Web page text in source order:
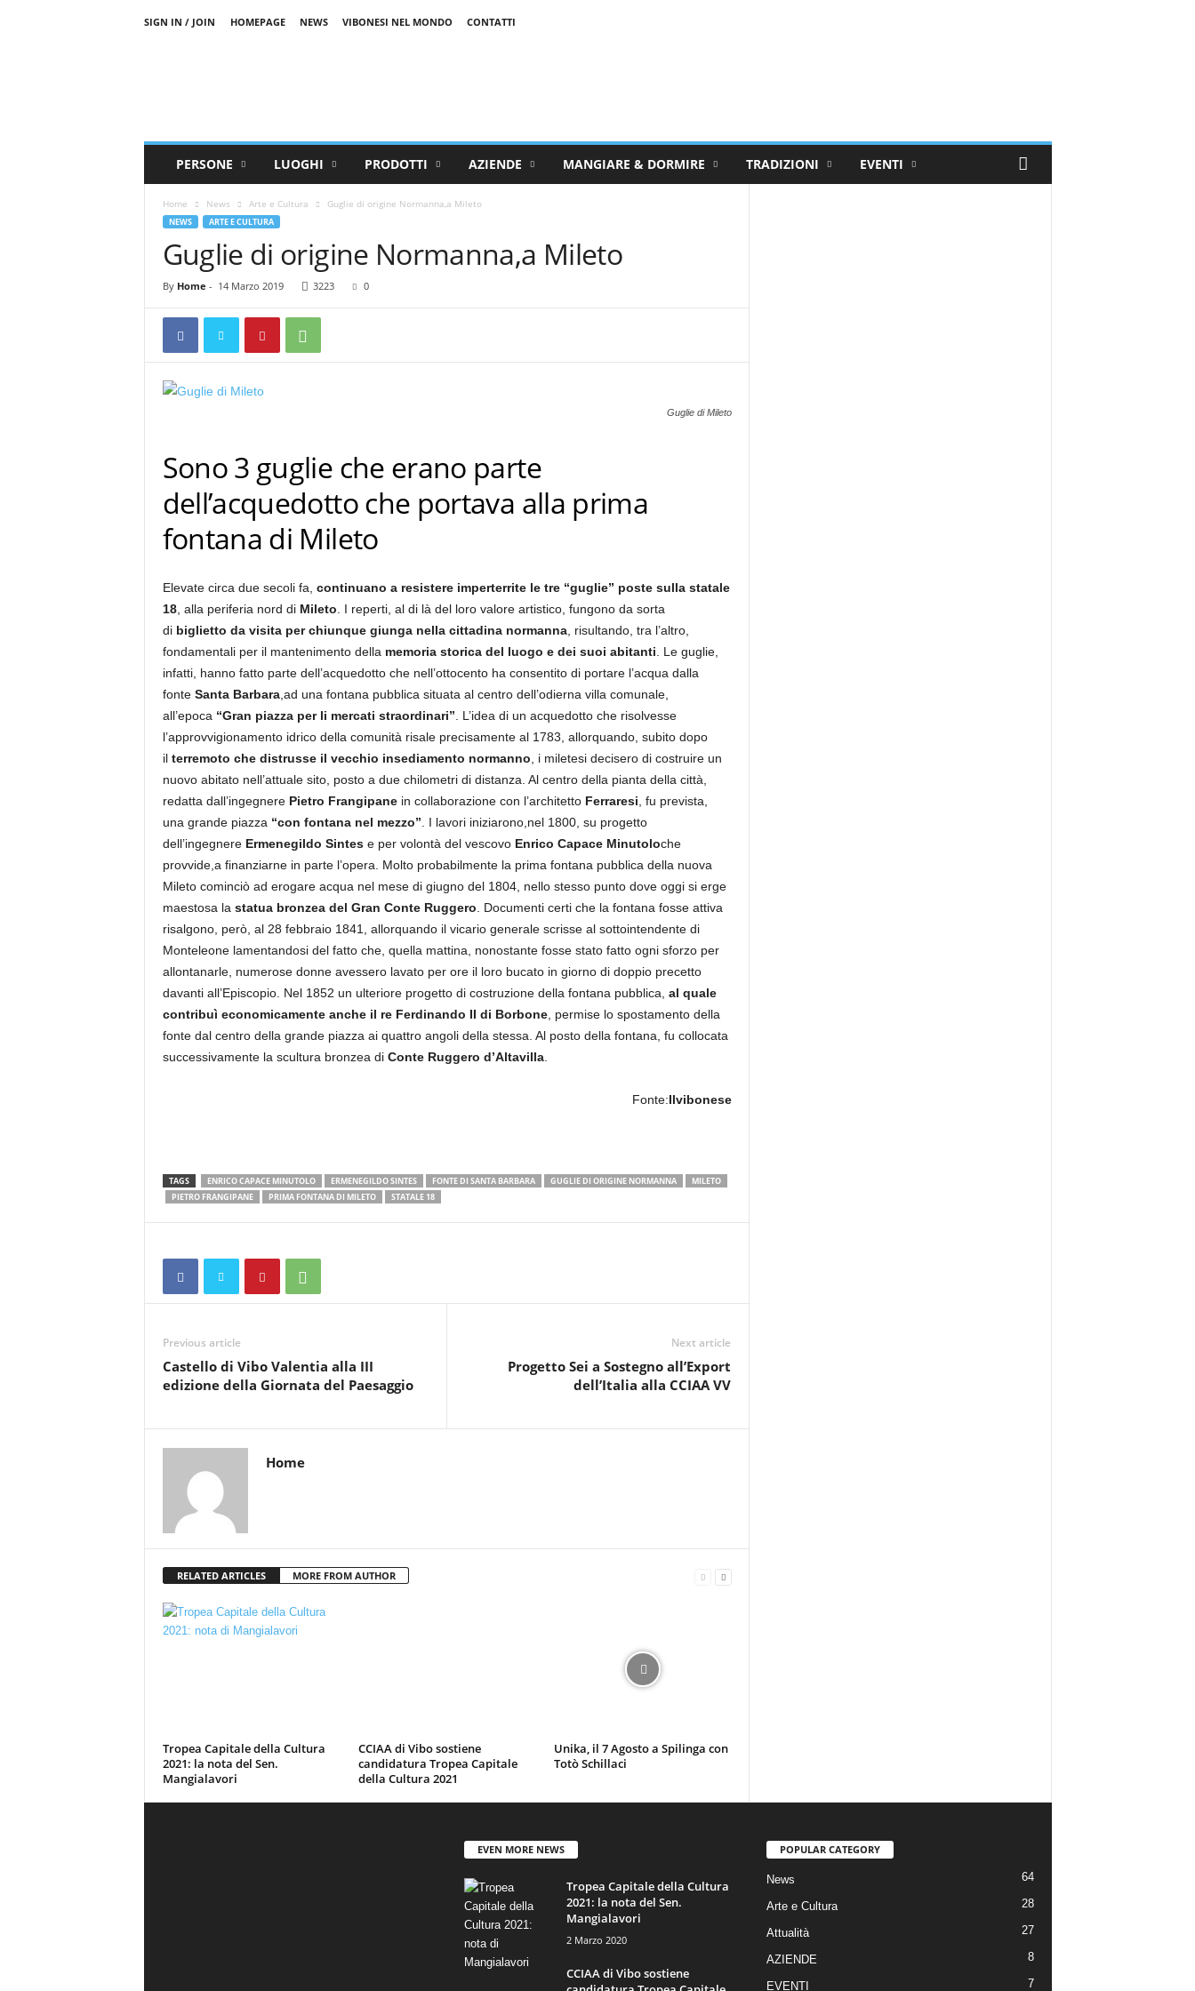
SIGN IN / JOIN HOMEPAGE NEWS VIBONESI NEL MONDO
CONTATTI
PERSONE LUOGHI PRODOTTI AZIENDE MANGIARE & DORMIRE TRADIZIONI EVENTI
Home News Arte e Cultura Guglie di origine Normanna,a Mileto
NEWS ARTE E CULTURA
Guglie di origine Normanna,a Mileto
By Home - 14 Marzo 2019 3223 0
Guglie di Mileto
Sono 3 guglie che erano parte
dell’acquedotto che portava alla prima
fontana di Mileto
Elevate circa due secoli fa, continuano a resistere imperterrite le tre “guglie” poste sulla statale
18, alla periferia nord di Mileto . I reperti, al di là del loro valore artistico, fungono da sorta
di biglietto da visita per chiunque giunga nella cittadina normanna, risultando, tra l’altro,
fondamentali per il mantenimento della memoria storica del luogo e dei suoi abitanti . Le guglie,
infatti, hanno fatto parte dell’acquedotto che nell’ottocento ha consentito di portare l’acqua dalla
fonte Santa Barbara,ad una fontana pubblica situata al centro dell’odierna villa comunale,
all’epoca “Gran piazza per li mercati straordinari” . L’idea di un acquedotto che risolvesse
l’approvvigionamento idrico della comunità risale precisamente al 1783, allorquando, subito dopo
il terremoto che distrusse il vecchio insediamento normanno , i miletesi decisero di costruire un
nuovo abitato nell’attuale sito, posto a due chilometri di distanza. Al centro della pianta della città,
redatta dall’ingegnere Pietro Frangipanein collaborazione con l’architetto Ferraresi , fu prevista,
una grande piazza “con fontana nel mezzo” . I lavori iniziarono,nel 1800, su progetto
dell’ingegnere Ermenegildo Sintese per volontà del vescovo Enrico Capace Minutoloche
provvide,a finanziarne in parte l’opera. Molto probabilmente la prima fontana pubblica della nuova
Mileto cominciò ad erogare acqua nel mese di giugno del 1804, nello stesso punto dove oggi si erge
maestosa la statua bronzea del Gran Conte Ruggero . Documenti certi che la fontana fosse attiva
risalgono, però, al 28 febbraio 1841, allorquando il vicario generale scrisse al sottointendente di
Monteleone lamentandosi del fatto che, quella mattina, nonostante fosse stato fatto ogni sforzo per
allontanarle, numerose donne avessero lavato per ore il loro bucato in giorno di doppio precetto
davanti all’Episcopio. Nel 1852 un ulteriore progetto di costruzione della fontana pubblica, al quale
contribuì economicamente anche il re Ferdinando II di Borbone, permise lo spostamento della
fonte dal centro della grande piazza ai quattro angoli della stessa. Al posto della fontana, fu collocata
successivamente la scultura bronzea di Conte Ruggero d’Altavilla.
Fonte:Ilvibonese
TAGS ENRICO CAPACE MINUTOLO ERMENEGILDO SINTES FONTE DI SANTA BARBARA GUGLIE DI ORIGINE NORMANNA
MILETO
PIETRO FRANGIPANE
PRIMA FONTANA DI MILETO STATALE 18
Previous article
Castello di Vibo Valentia alla III
edizione della Giornata del Paesaggio
Next article
Progetto Sei a Sostegno all’Export
dell’Italia alla CCIAA VV
Home
RELATED ARTICLES MORE FROM AUTHOR
Tropea Capitale della Cultura
2021: la nota del Sen.
Mangialavori
CCIAA di Vibo sostiene
candidatura Tropea Capitale
della Cultura 2021
Unika, il 7 Agosto a Spilinga con
Totò Schillaci
EVEN MORE NEWS
Tropea Capitale della Cultura
2021: la nota del Sen.
Mangialavori
2 Marzo 2020
CCIAA di Vibo sostiene
POPULAR CATEGORY
News 64
Arte e Cultura 28
Attualità 27
AZIENDE 8
EVENTI 7